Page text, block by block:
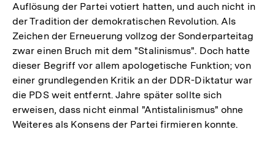
Auflösung der Partei votiert hatten, und auch nicht in
der Tradition der demokratischen Revolution. Als
Zeichen der Erneuerung vollzog der Sonderparteitag
zwar einen Bruch mit dem "Stalinismus". Doch hatte
dieser Begriff vor allem apologetische Funktion; von
einer grundlegenden Kritik an der DDR-Diktatur war
die PDS weit entfernt. Jahre später sollte sich
erweisen, dass nicht einmal "Antistalinismus" ohne
Weiteres als Konsens der Partei firmieren konnte.